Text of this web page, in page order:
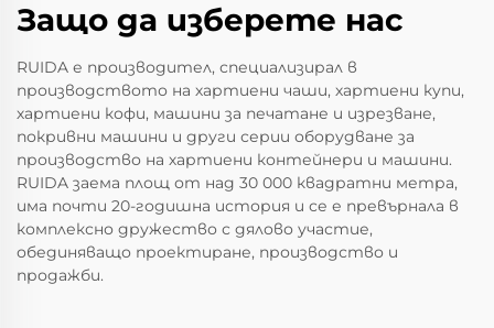
Защо да изберете нас
RUIDA е производител, специализирал в
производството на хартиени чаши, хартиени купи,
хартиени кофи, машини за печатане и изрезване,
покривни машини и други серии оборудване за
производство на хартиени контейнери и машини.
RUIDA заема площ от над 30 000 квадратни метра,
има почти 20-годишна история и се е превърнала в
комплексно дружество с дялово участие,
обединяващо проектиране, производство и
продажби.